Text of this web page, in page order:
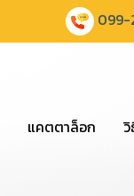
099-
แคตตาล็อก